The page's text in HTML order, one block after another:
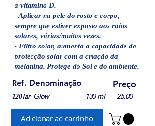
a vitamina D.
- Aplicar na pele do rosto e corpo,
sempre que estiver exposto aos raios
solares, várias/muitas vezes.
- Filtro solar, aumenta a capacidade de
protecção solar com a criação da
melanina. Protege do Sol e do ambiente.
Ref. Denominação
130 ml
Tan Glow
120
Preço
25,00
Adicionar ao carrinho